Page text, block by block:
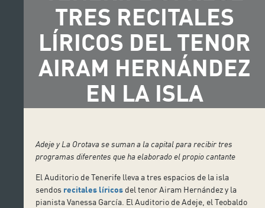
TRES RECITALES
LÍRICOS DEL TENOR
AIRAM HERNÁNDEZ
EN LA ISLA
Adeje y La Orotava se suman a la capital para recibir tres
programas diferentes que ha elaborado el propio cantante
El Auditorio de Tenerife lleva a tres espacios de la isla
sendos recitales líricos del tenor Airam Hernández y la
pianista Vanessa García. El Auditorio de Adeje, el Teobaldo